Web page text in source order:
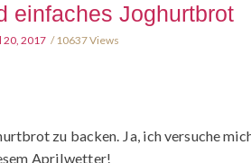
einfaches Joghurtbrot
20, 2017 10637 Views
zu backen. Ja, ich versuche
Aprilwetter!